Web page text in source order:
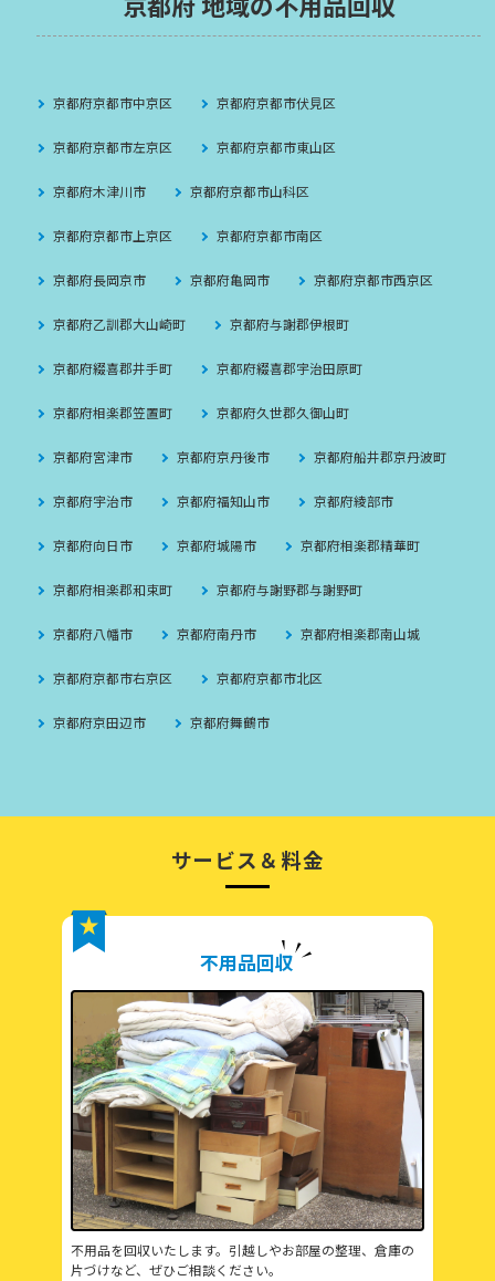
京都府京都市中京区 京都府京都市伏見区
京都府京都市左京区 京都府京都市東山区
京都府木津川市 京都府京都市山科区
京都府京都市上京区 京都府京都市南区
京都府長岡京市 京都府亀岡市 京都府京都市西京区
京都府乙訓郡大山崎町 京都府与謝郡伊根町
京都府綴喜郡井手町 京都府綴喜郡宇治田原町
京都府相楽郡笠置町 京都府久世郡久御山町
京都府宮津市 京都府京丹後市 京都府船井郡京丹波町
京都府宇治市 京都府福知山市 京都府綾部市
京都府向日市 京都府城陽市 京都府相楽郡精華町
京都府相楽郡和束町 京都府与謝野郡与謝野町
京都府八幡市 京都府南丹市 京都府相楽郡南山城
京都府京都市右京区 京都府京都市北区
京都府京田辺市 京都府舞鶴市
サービス＆料金
不用品回収
不用品を回収いたします。引越しやお部屋の整理、倉庫の
片づけなど、ぜひご相談ください。